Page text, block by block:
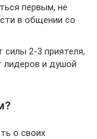
первым, не
в общении со
2-3 приятеля,
лидеров и душой
о своих